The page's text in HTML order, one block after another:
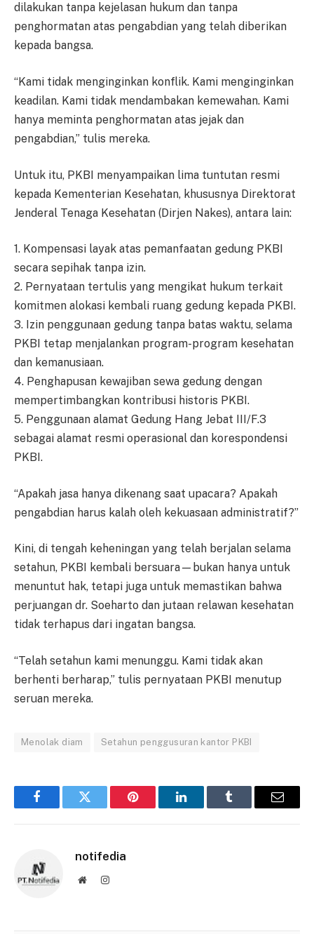
dilakukan tanpa kejelasan hukum dan tanpa
penghormatan atas pengabdian yang telah diberikan
kepada bangsa.
“Kami tidak menginginkan konflik. Kami menginginkan
keadilan. Kami tidak mendambakan kemewahan. Kami
hanya meminta penghormatan atas jejak dan
pengabdian,” tulis mereka.
Untuk itu, PKBI menyampaikan lima tuntutan resmi
kepada Kementerian Kesehatan, khususnya Direktorat
Jenderal Tenaga Kesehatan (Dirjen Nakes), antara lain:
1. Kompensasi layak atas pemanfaatan gedung PKBI
secara sepihak tanpa izin.
2. Pernyataan tertulis yang mengikat hukum terkait
komitmen alokasi kembali ruang gedung kepada PKBI.
3. Izin penggunaan gedung tanpa batas waktu, selama
PKBI tetap menjalankan program-program kesehatan
dan kemanusiaan.
4. Penghapusan kewajiban sewa gedung dengan
mempertimbangkan kontribusi historis PKBI.
5. Penggunaan alamat Gedung Hang Jebat III/F.3
sebagai alamat resmi operasional dan korespondensi
PKBI.
“Apakah jasa hanya dikenang saat upacara? Apakah
pengabdian harus kalah oleh kekuasaan administratif?”
Kini, di tengah keheningan yang telah berjalan selama
setahun, PKBI kembali bersuara—bukan hanya untuk
menuntut hak, tetapi juga untuk memastikan bahwa
perjuangan dr. Soeharto dan jutaan relawan kesehatan
tidak terhapus dari ingatan bangsa.
“Telah setahun kami menunggu. Kami tidak akan
berhenti berharap,” tulis pernyataan PKBI menutup
seruan mereka.
Menolak diam Setahun penggusuran kantor PKBI
FacebookTwitter Pinterest LinkedInTumblr Email
notifedia
WebsiteInstagram